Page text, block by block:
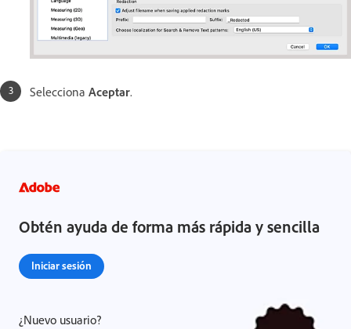
Selecciona Aceptar.
Obtén ayuda de forma más rápida y sencilla
Iniciar sesión
¿Nuevo usuario?